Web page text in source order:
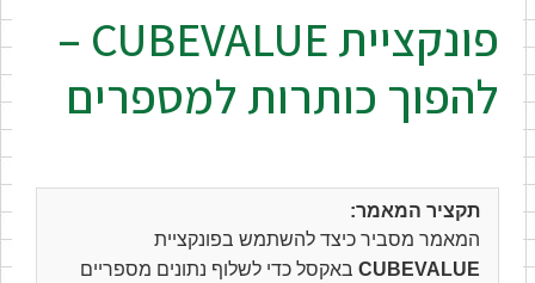
פונקציית CUBEVALUE –
להפוך כותרות למספרים
תקציר המאמר:
המאמר מסביר כיצד להשתמש בפונקציית
CUBEVALUE באקסל כדי לשלוף נתונים מספריים